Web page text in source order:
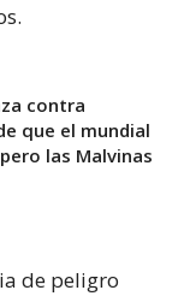
contra
que el mundial
las Malvinas
de peligro